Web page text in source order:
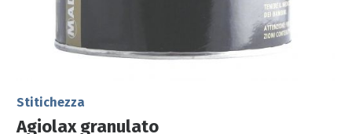
Stitichezza
Agiolax granulato